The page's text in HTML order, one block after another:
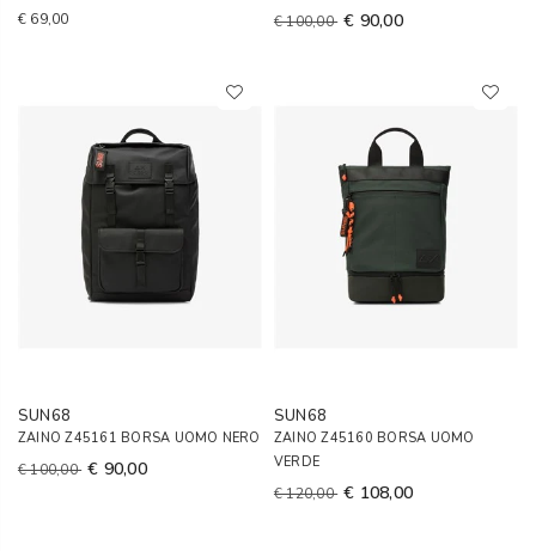
€ 69,00 € 100,00 € 90,00
SUN68
ZAINO Z45161 BORSA UOMO NERO
€ 100,00 € 90,00
SUN68
ZAINO Z45160 BORSA UOMO
VERDE
€ 120,00 € 108,00